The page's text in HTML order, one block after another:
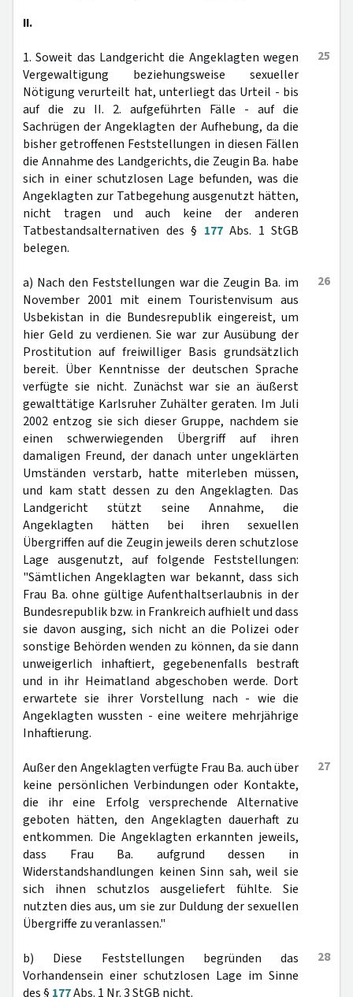
II.
25
1. Soweit das Landgericht die Angeklagten wegen
Vergewaltigung beziehungsweise sexueller
Nötigung verurteilt hat, unterliegt das Urteil - bis
auf die zu II. 2. aufgeführten Fälle - auf die
Sachrügen der Angeklagten der Aufhebung, da die
bisher getroffenen Feststellungen in diesen Fällen
die Annahme des Landgerichts, die Zeugin Ba. habe
sich in einer schutzlosen Lage befunden, was die
Angeklagten zur Tatbegehung ausgenutzt hätten,
nicht tragen und auch keine der anderen
Tatbestandsalternativen des § 177Abs. 1 StGB
belegen.
26
a) Nach den Feststellungen war die Zeugin Ba. im
November 2001 mit einem Touristenvisum aus
Usbekistan in die Bundesrepublik eingereist, um
hier Geld zu verdienen. Sie war zur Ausübung der
Prostitution auf freiwilliger Basis grundsätzlich
bereit. Über Kenntnisse der deutschen Sprache
verfügte sie nicht. Zunächst war sie an äußerst
gewalttätige Karlsruher Zuhälter geraten. Im Juli
2002 entzog sie sich dieser Gruppe, nachdem sie
einen schwerwiegenden Übergriff auf ihren
damaligen Freund, der danach unter ungeklärten
Umständen verstarb, hatte miterleben müssen,
und kam statt dessen zu den Angeklagten. Das
Landgericht stützt seine Annahme, die
Angeklagten hätten bei ihren sexuellen
Übergriffen auf die Zeugin jeweils deren schutzlose
Lage ausgenutzt, auf folgende Feststellungen:
"Sämtlichen Angeklagten war bekannt, dass sich
Frau Ba. ohne gültige Aufenthaltserlaubnis in der
Bundesrepublik bzw. in Frankreich aufhielt und dass
sie davon ausging, sich nicht an die Polizei oder
sonstige Behörden wenden zu können, da sie dann
unweigerlich inhaftiert, gegebenenfalls bestraft
und in ihr Heimatland abgeschoben werde. Dort
erwartete sie ihrer Vorstellung nach - wie die
Angeklagten wussten - eine weitere mehrjährige
Inhaftierung.
27
Außer den Angeklagten verfügte Frau Ba. auch über
keine persönlichen Verbindungen oder Kontakte,
die ihr eine Erfolg versprechende Alternative
geboten hätten, den Angeklagten dauerhaft zu
entkommen. Die Angeklagten erkannten jeweils,
dass Frau Ba. aufgrund dessen in
Widerstandshandlungen keinen Sinn sah, weil sie
sich ihnen schutzlos ausgeliefert fühlte. Sie
nutzten dies aus, um sie zur Duldung der sexuellen
Übergriffe zu veranlassen."
28
b) Diese Feststellungen begründen das
Vorhandensein einer schutzlosen Lage im Sinne
des § 177Abs. 1 Nr. 3 StGB nicht.